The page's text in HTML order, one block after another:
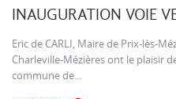
INAUGURATION VOIE
Eric de CARLI, Maire de Prix-lès-
Charleville-Mézières ont le plaisir
commune de...